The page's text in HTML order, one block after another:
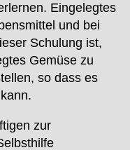
Eingelegtes
und bei
Schulung ist,
Gemüse zu
so dass es
zur